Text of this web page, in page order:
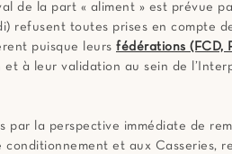
de la part « aliment » est prévue
refusent toutes prises en compte
puisque leurs fédérations (FCD,
à leur validation au sein de
par la perspective immédiate de
et aux Casseries,